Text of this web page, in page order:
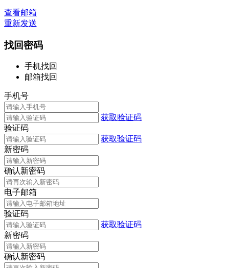
查看邮箱
重新发送
找回密码
手机找回
邮箱找回
手机号
获取验证码
验证码
获取验证码
新密码
确认新密码
电子邮箱
验证码
获取验证码
新密码
确认新密码